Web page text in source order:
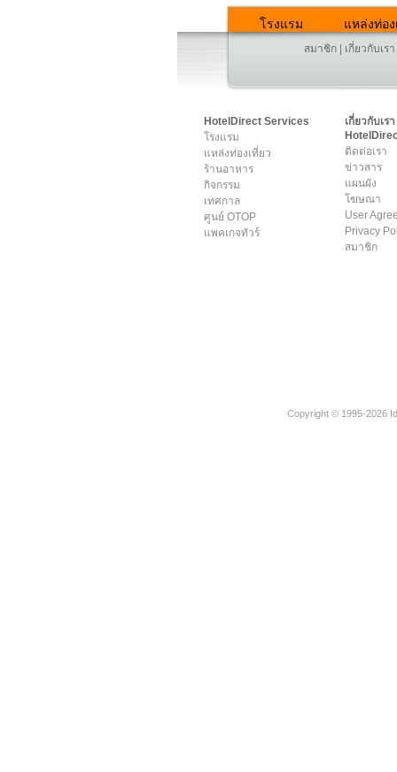
โรงแรม แหล่งท่อง
สมาชิก เกี่ยวกับเรา
HotelDirect Services
โรงแรม
แหล่งท่องเที่ยว
ร้านอาหาร
กิจกรรม
เทศกาล
ศูนย์ OTOP
แพคเกจทัวร์
เกี่ยวกับเรา
ติดต่อเรา
ข่าวสาร
แผนผัง
โฆษณา
User
Privacy
สมาชิก
Copyright © 1995-2026